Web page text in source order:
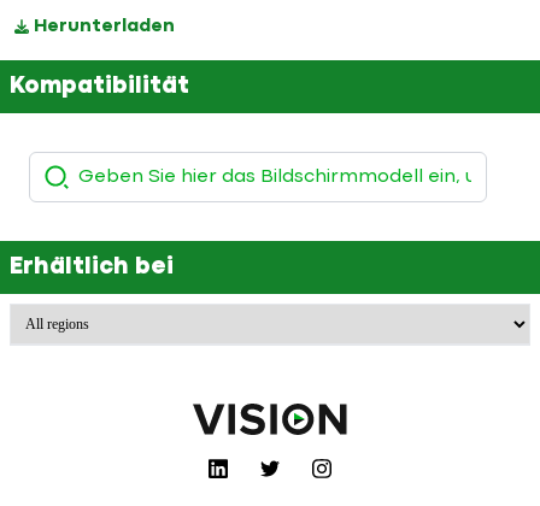
Herunterladen
Kompatibilität
Erhältlich bei